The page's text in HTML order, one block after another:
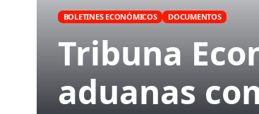
BOLETINES ECONÓMICOS DOCUMENTOS
Tribuna
aduanas